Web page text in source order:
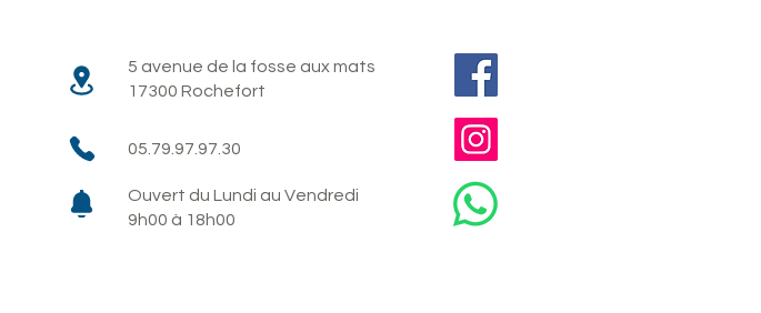
5 avenue de la fosse aux mats
17300 Rochefort
05.79.97.97.30
Ouvert du Lundi au Vendredi
9h00 à 18h00